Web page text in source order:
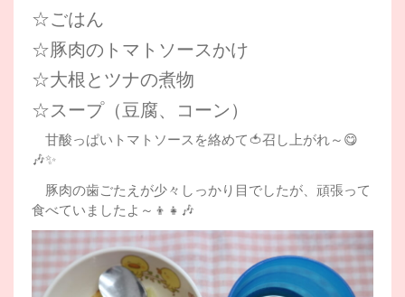
☆ごはん
☆豚肉のトマトソースかけ
☆大根とツナの煮物
☆スープ（豆腐、コーン）
甘酸っぱいトマトソースを絡めて🍅召し上がれ～😋
🎶✨
豚肉の歯ごたえが少々しっかり目でしたが、頑張って
食べていましたよ～👦👧🎶